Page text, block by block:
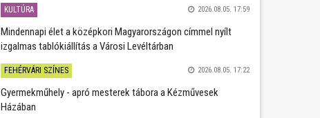
KULTÚRA 2026.08.05. 17:59
Mindennapi élet a középkori Magyarországon címmel nyílt
izgalmas tablókiállítás a Városi Levéltárban
FEHÉRVÁRI SZÍNES 2026.08.05. 17:22
Gyermekműhely - apró mesterek tábora a Kézművesek
Házában